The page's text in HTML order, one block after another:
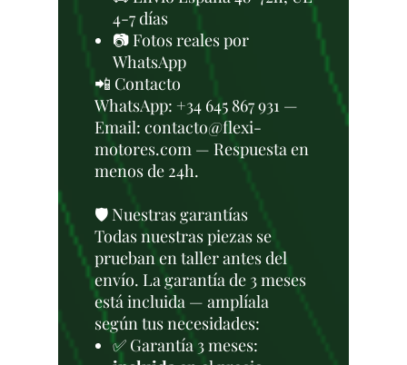
4-7 días
📷 Fotos reales por
WhatsApp
📲 Contacto
WhatsApp: +34 645 867 931 —
Email: contacto@flexi-
motores.com — Respuesta en
menos de 24h.
🛡️ Nuestras garantías
Todas nuestras piezas se
prueban en taller antes del
envío. La garantía de 3 meses
está incluida — amplíala
según tus necesidades:
✅ Garantía 3 meses: